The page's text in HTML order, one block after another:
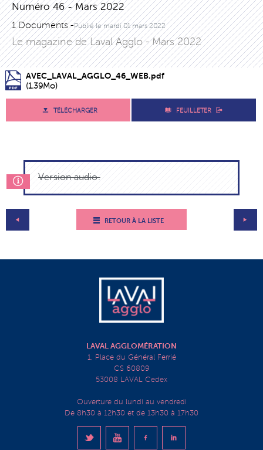
Numéro 46 - Mars 2022
1 Documents -Publié lemardi 01 mars 2022
Le magazine de Laval Agglo - Mars 2022
AVEC_LAVAL_AGGLO_46_WEB.pdf
(1.39Mo)
TÉLÉCHARGER FEUILLETER
Version audio.
RETOUR À LA LISTE
LAVAL AGGLOMÉRATION
1, Place du Général Ferrié
CS 60809
53008 LAVAL Cedex
Ouverture du lundi au vendredi
De 8h30 à 12h30 et de 13h30 à 17h30